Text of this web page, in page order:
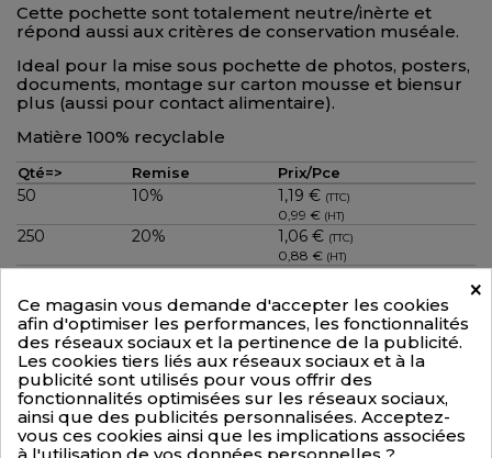
Cette pochette sont totalement neutre/inèrte et
répond aussi aux critères de conservation muséale.
Ideal pour la mise sous pochette de photos, posters,
documents, montage sur carton mousse et biensur
plus (aussi pour contact alimentaire).
Matière 100% recyclable
Qté=> Remise Prix/Pce
50 10% 1,19 € (TTC)
0,99 € (HT)
250 20% 1,06 € (TTC)
0,88 € (HT)
(HT)
1500 35% 0,86 €(TTC)
0,72 €(HT)
Quantité
 +PANIER
×
Ce magasin vous demande d'accepter les cookies
afin d'optimiser les performances, les fonctionnalités
des réseaux sociaux et la pertinence de la publicité.
Les cookies tiers liés aux réseaux sociaux et à la
publicité sont utilisés pour vous offrir des
fonctionnalités optimisées sur les réseaux sociaux,
ainsi que des publicités personnalisées. Acceptez-
vous ces cookies ainsi que les implications associées